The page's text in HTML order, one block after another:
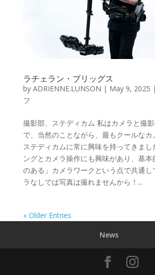
ラチェラン・ブリッグス
by ADRIENNE.LUNSON | May 9, 2025 |
フ
撮影部、ステディカム 私はカメラと撮
で、当然のことながら、最もクールなカ
ステディカムに常に興味を持ってきま
ングとカメラ操作にも興味があり、基
のある」カメラワークという点で共通し
ラなしでは写真は撮れませんから！...
« Older Entries
News